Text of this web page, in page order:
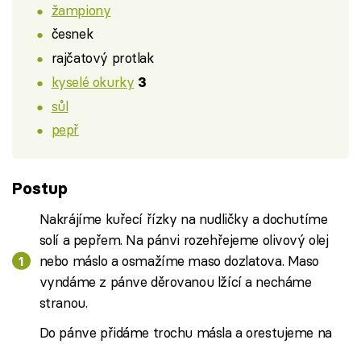
žampiony
česnek
rajčatový protlak
kyselé okurky 3
sůl
pepř
Postup
Nakrájíme kuřecí řízky na nudličky a dochutíme
solí a pepřem. Na pánvi rozehřejeme olivový olej
nebo máslo a osmažíme maso dozlatova. Maso
vyndáme z pánve děrovanou lžící a necháme
stranou.
Do pánve přidáme trochu másla a orestujeme na